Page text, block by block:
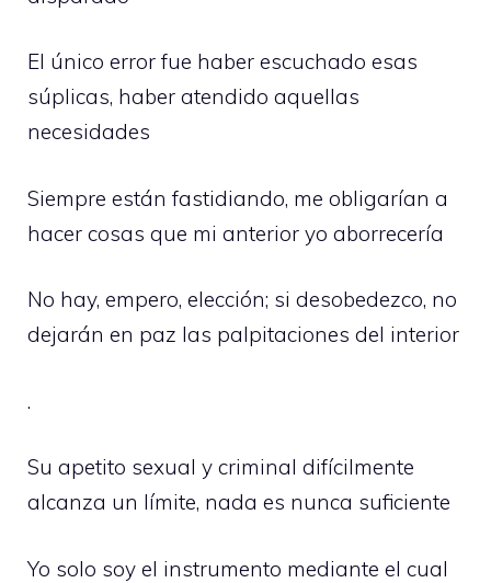
El único error fue haber escuchado esas
súplicas, haber atendido aquellas
necesidades
Siempre están fastidiando, me obligarían a
hacer cosas que mi anterior yo aborrecería
No hay, empero, elección; si desobedezco, no
dejarán en paz las palpitaciones del interior
.
Su apetito sexual y criminal difícilmente
alcanza un límite, nada es nunca suficiente
Yo solo soy el instrumento mediante el cual